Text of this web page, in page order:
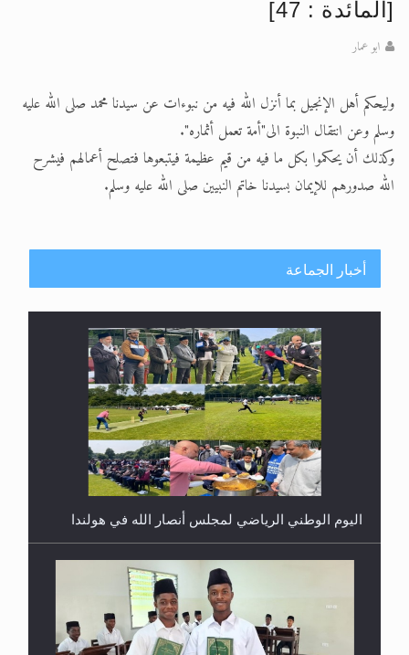
تعميم هامّ لأفراد الجماعة >> المزيد
[المائدة : 47]
ابو عمار
وليحكم أهل الإنجيل بما أنزل الله فيه من نبوءات عن سيدنا محمد صلى الله عليه
وسلم وعن انتقال النبوة الى"أمة تعمل أثماره".
وكذلك أن يحكموا بكل ما فيه من قيم عظيمة فيتبعوها فتصلح أعمالهم فيشرح
الله صدورهم للإيمان بسيدنا خاتم النبيين صلى الله عليه وسلم.
أخبار الجماعة
اليوم الوطني الرياضي لمجلس أنصار الله في هولندا